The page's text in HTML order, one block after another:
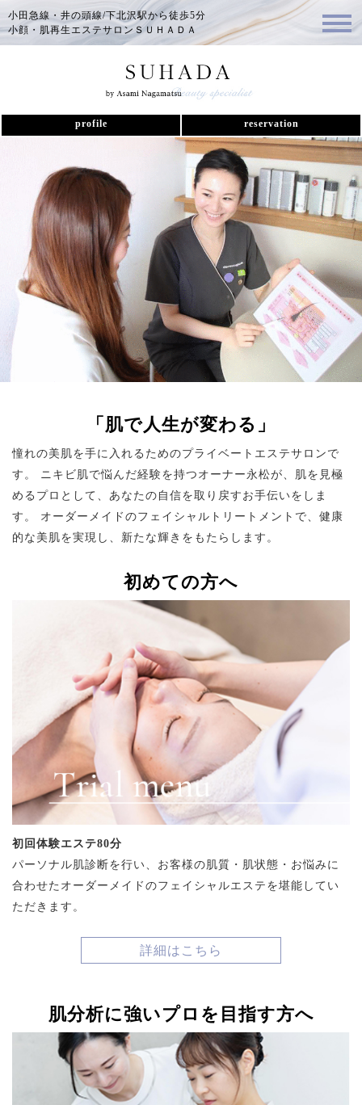
小田急線・井の頭線/下北沢駅から徒歩5分
小顔・肌再生エステサロンＳＵＨＡＤＡ
profile reservation
「肌で人生が変わる」
憧れの美肌を手に入れるためのプライベートエステサロンで
す。 ニキビ肌で悩んだ経験を持つオーナー永松が、肌を見極
めるプロとして、あなたの自信を取り戻すお手伝いをしま
す。 オーダーメイドのフェイシャルトリートメントで、健康
的な美肌を実現し、新たな輝きをもたらします。
初めての方へ
初回体験エステ80分
パーソナル肌診断を行い、お客様の肌質・肌状態・お悩みに
合わせたオーダーメイドのフェイシャルエステを堪能してい
ただきます。
詳細はこちら
肌分析に強いプロを目指す方へ